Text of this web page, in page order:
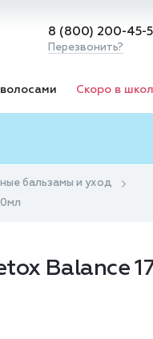
8 (800) 200-45-
Перезвонить?
Скоро в
бальзамы и уход
Balance